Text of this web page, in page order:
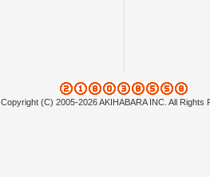
Copyright (C) 2005-2026 AKIHABARA INC. All Rights